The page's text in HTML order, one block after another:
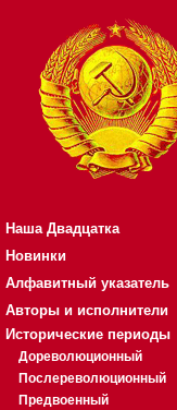
Наша Двадцатка
Новинки
Алфавитный указатель
Авторы и исполнители
Исторические периоды
Дореволюционный
Послереволюционный
Предвоенный